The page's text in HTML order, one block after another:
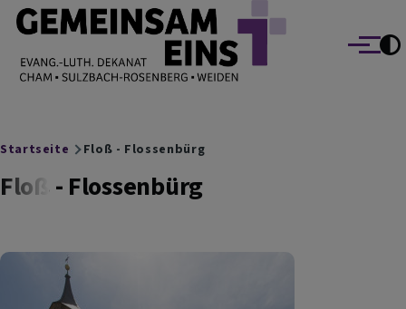
Direkt zum Inhalt
EVANG.-LUTH. DEKANAT GEMEINSAM EINS
Cham Sulzbach-Rosenberg Weiden
Menü
Breadcrumb
Startseite Floß - Flossenbürg
Floß - Flossenbürg